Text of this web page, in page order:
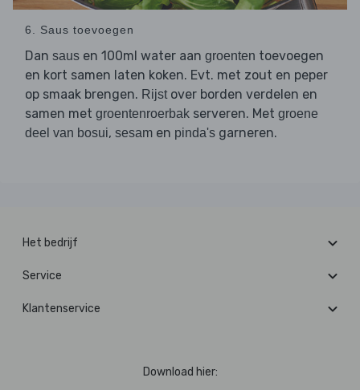
6. Saus toevoegen
Dan saus en 100ml water aan groenten toevoegen
en kort samen laten koken. Evt. met zout en peper
op smaak brengen. Rijstover borden verdelen en
samen met groentenroerbak serveren. Met groene
deel van bosui, sesam en pinda's garneren.
Het bedrijf
Service
Klantenservice
Download hier: